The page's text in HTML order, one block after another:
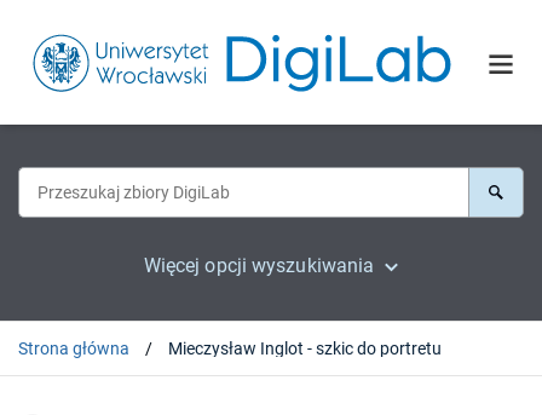
Więcej opcji wyszukiwania
Strona główna Mieczysław Inglot - szkic do portretu